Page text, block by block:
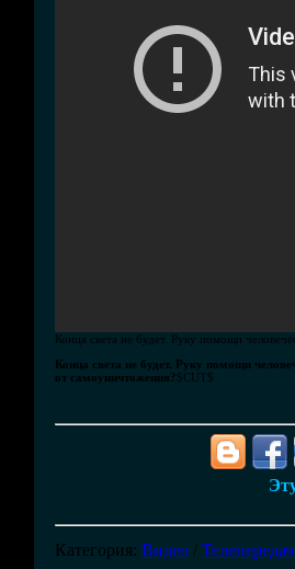
Конца света не будет. Руку помощи
Конца света не будет. Руку помощи
от самоуничтожения?$CUT$
Категория: Видео /